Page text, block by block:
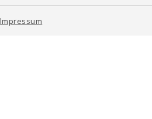
Impressum
Sitemap